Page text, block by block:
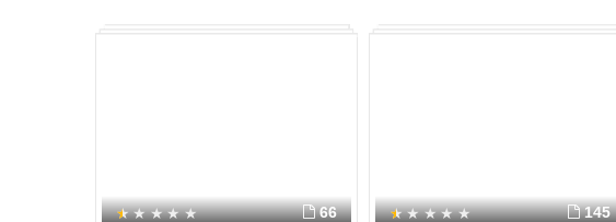
66 145